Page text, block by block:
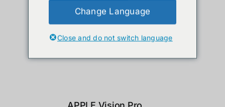
Show12 Products
Change Language
Close and do not switch language